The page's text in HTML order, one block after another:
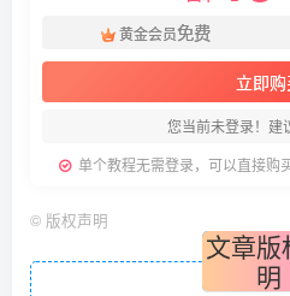
黄金会员免费
立即
您当前未登录！建
单个教程无需登录，可以直接购
© 版权声明
文章版
明